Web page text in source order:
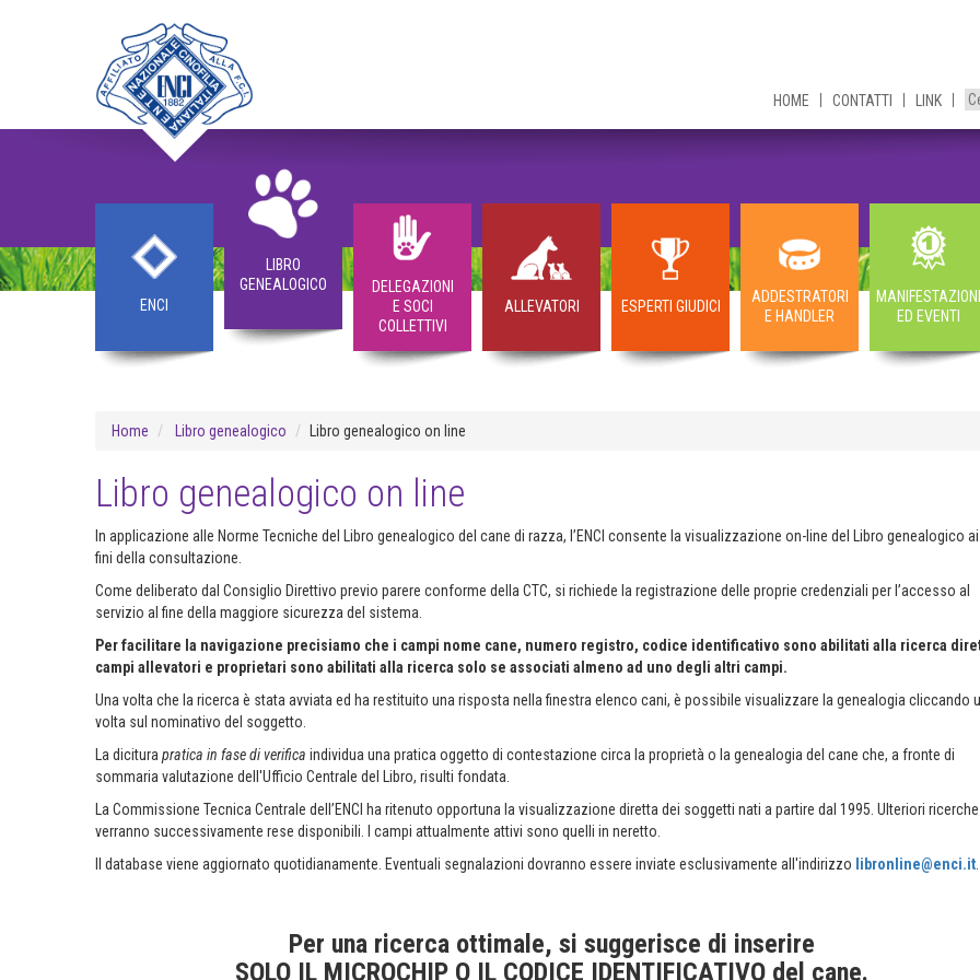
HOME CONTATTI LINK
ENCI
LIBRO
GENEALOGICO
DELEGAZIONI
E SOCI
COLLETTIVI
ALLEVATORI ESPERTI GIUDICI
ADDESTRATORI
E HANDLER
MANIFESTAZIONI
ED EVENTI
Home Libro genealogico Libro genealogico on line
Libro genealogico on line
In applicazione alle Norme Tecniche del Libro genealogico del cane di razza, l’ENCI consente la visualizzazione on-line del Libro genealogico
fini della consultazione.
Come deliberato dal Consiglio Direttivo previo parere conforme della CTC, si richiede la registrazione delle proprie credenziali per l’accesso al
servizio al fine della maggiore sicurezza del sistema.
Per facilitare la navigazione precisiamo che i campi nome cane, numero registro, codice identificativo sono abilitati alla ricerca
campi allevatori e proprietari sono abilitati alla ricerca solo se associati almeno ad uno degli altri campi.
Una volta che la ricerca è stata avviata ed ha restituito una risposta nella finestra elenco cani, è possibile visualizzare la genealogia cliccando
volta sul nominativo del soggetto.
La dicitura pratica in fase di verifica individua una pratica oggetto di contestazione circa la proprietà o la genealogia del cane che, a fronte di
sommaria valutazione dell'Ufficio Centrale del Libro, risulti fondata.
La Commissione Tecnica Centrale dell’ENCI ha ritenuto opportuna la visualizzazione diretta dei soggetti nati a partire dal 1995. Ulteriori ricerche
verranno successivamente rese disponibili. I campi attualmente attivi sono quelli in neretto.
Il database viene aggiornato quotidianamente. Eventuali segnalazioni dovranno essere inviate esclusivamente all'indirizzo libronline@enci.it
Per una ricerca ottimale, si suggerisce di inserire
SOLO IL MICROCHIP O IL CODICE IDENTIFICATIVO del cane.